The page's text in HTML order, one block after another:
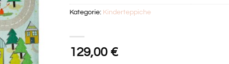
129,00 €
Kategorie: Kinderteppiche